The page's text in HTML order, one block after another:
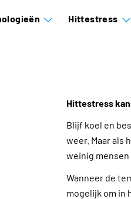
Hittestress
Hittestress
Blijf koel en
weer. Maar als
weinig
Wanneer de
mogelijk om in